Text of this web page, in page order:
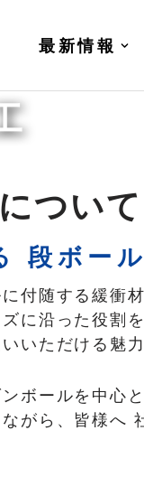
最新情報
ついて
段ボー
付随する緩衝
に沿った役割
いただける魅
ボールを中心
がら、皆様へ